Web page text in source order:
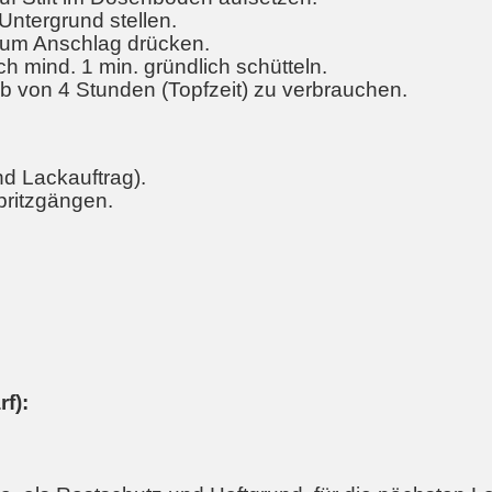
stellen.
Anschlag drücken.
mind. 1 min. gründlich schütteln.
von 4 Stunden (Topfzeit) zu verbrauchen.
Lackauftrag).